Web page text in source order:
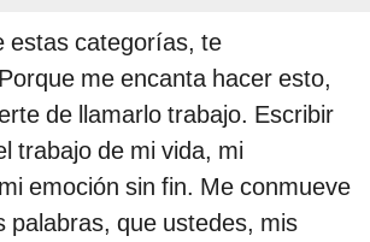
estas categorías, te
me encanta hacer esto,
de llamarlo trabajo. Escribir
trabajo de mi vida, mi
emoción sin fin. Me conmueve
palabras, que ustedes, mis